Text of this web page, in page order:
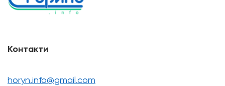
Контакти
horyn.info@gmail.com